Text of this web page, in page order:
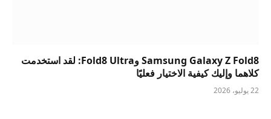
Samsung Galaxy Z Fold8 وFold8 Ultra: لقد استخدمت
كلاهما وإليك كيفية الاختيار فعليًا
22 يوليو، 2026